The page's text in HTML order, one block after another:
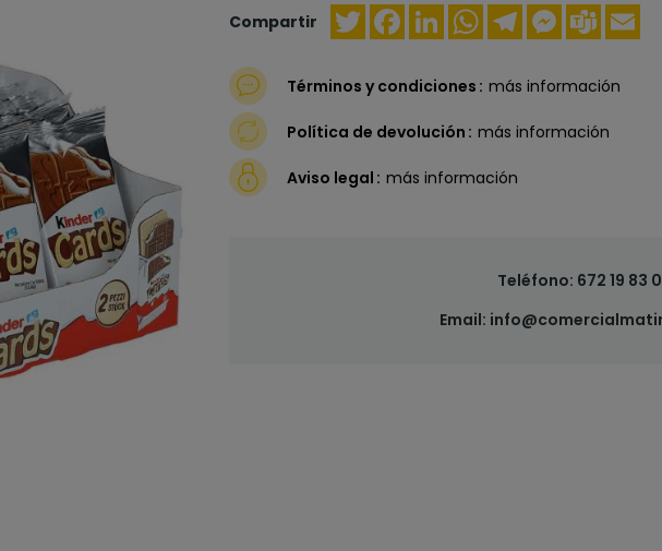
Compartir TwitterFacebookLinkedInWhatsAppTelegramMessenger
Teams
Términos y condiciones más información
Política de devolución más información
Aviso legal más información
Teléfono: 672 19 83
Email: